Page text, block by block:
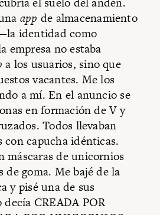
app de almacenamiento
identidad como
empresa no estaba
a los usuarios, sino que
vacantes. Me los
a mí. En el anuncio se
en formación de V y
Todos llevaban
con capucha idénticas.
máscaras de unicornios
de goma. Me bajé de la
y pisé una de sus
CREADA POR